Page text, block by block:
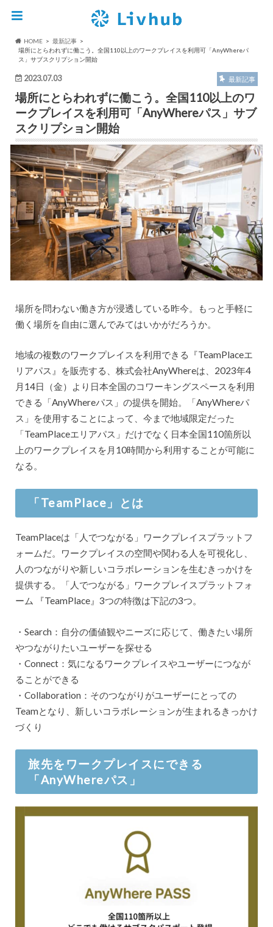
HOME
最新記事
場所にとらわれずに働こう。全国110以上のワークプレイスを利用可「AnyWhereパ
ス」サブスクリプション開始
2023.07.03 最新記事
場所にとらわれずに働こう。全国110以上のワ
ークプレイスを利用可「AnyWhereパス」サブ
スクリプション開始
場所を問わない働き方が浸透している昨今。もっと手軽に
働く場所を自由に選んでみてはいかがだろうか。
地域の複数のワークプレイスを利用できる『TeamPlaceエ
リアパス』を販売する、株式会社AnyWhereは、2023年4
月14日（金）より日本全国のコワーキングスペースを利用
できる「AnyWhereパス」の提供を開始。「AnyWhereパ
ス」を使用することによって、今まで地域限定だった
「TeamPlaceエリアパス」だけでなく日本全国110箇所以
上のワークプレイスを月10時間から利用することが可能に
なる。
「TeamPlace」とは
TeamPlaceは「人でつながる」ワークプレイスプラットフ
ォームだ。ワークプレイスの空間や関わる人を可視化し、
人のつながりや新しいコラボレーションを生むきっかけを
提供する。「人でつながる」ワークプレイスプラットフォ
ーム 『TeamPlace』3つの特徴は下記の3つ。
・Search：自分の価値観やニーズに応じて、働きたい場所
やつながりたいユーザーを探せる
・Connect：気になるワークプレイスやユーザーにつなが
ることができる
・Collaboration：そのつながりがユーザーにとっての
Teamとなり、新しいコラボレーションが生まれるきっかけ
づくり
旅先をワークプレイスにできる
「AnyWhereパス」